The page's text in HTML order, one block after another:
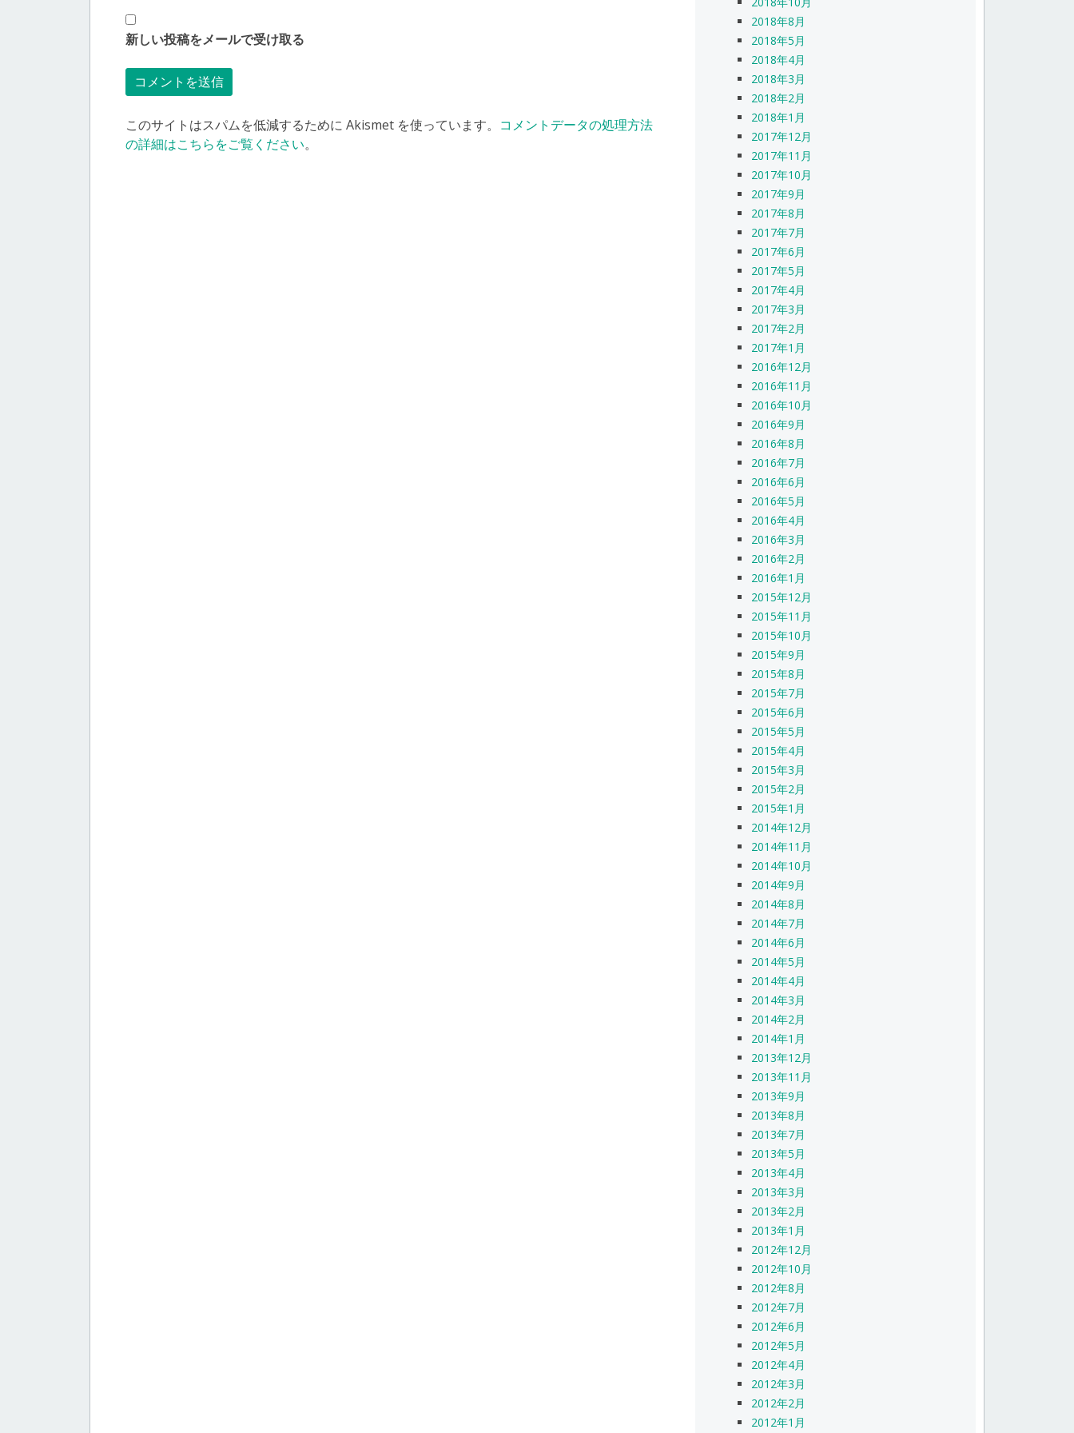
新しい投稿をメールで受け取る
このサイトはスパムを低減するために Akismet を使っています。 コメントデータの処理方法
の詳細はこちらをご覧ください。
2018年8月
2018年5月
2018年4月
2018年3月
2018年2月
2018年1月
2017年12月
2017年11月
2017年10月
2017年9月
2017年8月
2017年7月
2017年6月
2017年5月
2017年4月
2017年3月
2017年2月
2017年1月
2016年12月
2016年11月
2016年10月
2016年9月
2016年8月
2016年7月
2016年6月
2016年5月
2016年4月
2016年3月
2016年2月
2016年1月
2015年12月
2015年11月
2015年10月
2015年9月
2015年8月
2015年7月
2015年6月
2015年5月
2015年4月
2015年3月
2015年2月
2015年1月
2014年12月
2014年11月
2014年10月
2014年9月
2014年8月
2014年7月
2014年6月
2014年5月
2014年4月
2014年3月
2014年2月
2014年1月
2013年12月
2013年11月
2013年9月
2013年8月
2013年7月
2013年5月
2013年4月
2013年3月
2013年2月
2013年1月
2012年12月
2012年10月
2012年8月
2012年7月
2012年6月
2012年5月
2012年4月
2012年3月
2012年2月
2012年1月